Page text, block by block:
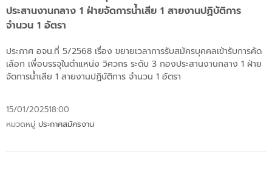
ประสานงานกลาง 1 ฝ่ายจัดการน้ำเสีย 1 สายงานปฏิบัติการ
จำนวน 1 อัตรา
ประกาศ อจน.ที่ 5/2568 เรื่อง ขยายเวลาการรับสมัครบุคคลเข้ารับการคัด
เลือก เพื่อบรรจุในตำแหน่ง วิศวกร ระดับ 3 กองประสานงานกลาง 1 ฝ่าย
จัดการน้ำเสีย 1 สายงานปฏิบัติการ จำนวน 1 อัตรา
15/01/202518:00
หมวดหมู่ ประกาศสมัครงาน